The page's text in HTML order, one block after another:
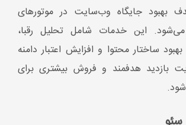
تفکیک قیمت و عملکرد کامل مشخص و
اما برای برخی از سایت ها رویه را به
کلمات و کارهای مورد نیاز پیش می برد
منصفانه ای را بتواند به صورت پکیج
کند.
شامل مجموعه‌ای از اقدامات تخصصی